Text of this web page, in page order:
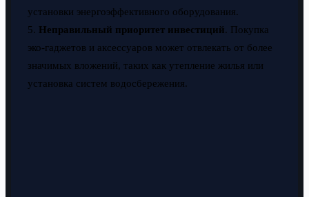
установки энергоэффективного оборудования.
5. Неправильный приоритет инвестиций. Покупка
эко-гаджетов и аксессуаров может отвлекать от более
значимых вложений, таких как утепление жилья или
установка систем водосбережения.